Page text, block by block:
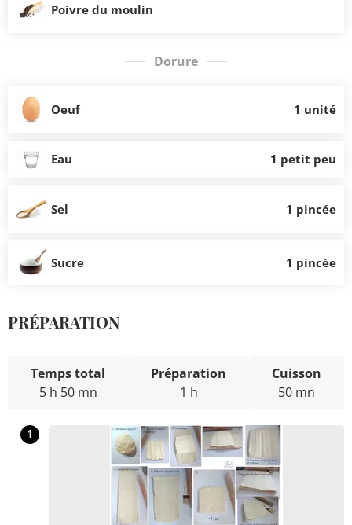
Poivre du moulin
Dorure
Oeuf 1 unité
Eau 1 petit peu
Sel 1 pincée
Sucre 1 pincée
PRÉPARATION
Temps total
5 h 50 mn
Préparation
1 h
Cuisson
50 mn
1